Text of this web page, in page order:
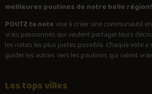
meilleures poutines de notre belle région!
POUTZ ta note vise à créer une communauté
vrais passionnés qui veulent partager leurs
les notes les plus justes possible. Chaque vote
guider les autres vers les poutines qui valent
Les tops villes